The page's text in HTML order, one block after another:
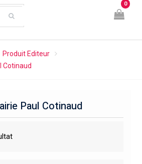
0
Produit Editeur
Cotinaud
Paul Cotinaud